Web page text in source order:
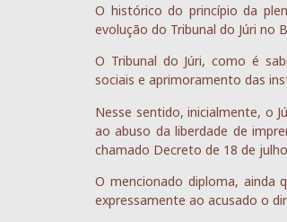
O histórico do princípio da
evolução do Tribunal do Júri no
O Tribunal do Júri, como é
sociais e aprimoramento das
Nesse sentido, inicialmente, o
ao abuso da liberdade de
chamado Decreto de 18 de
O mencionado diploma, ainda
expressamente ao acusado o